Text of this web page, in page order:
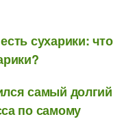
сухарики: что
самый долгий
по самому